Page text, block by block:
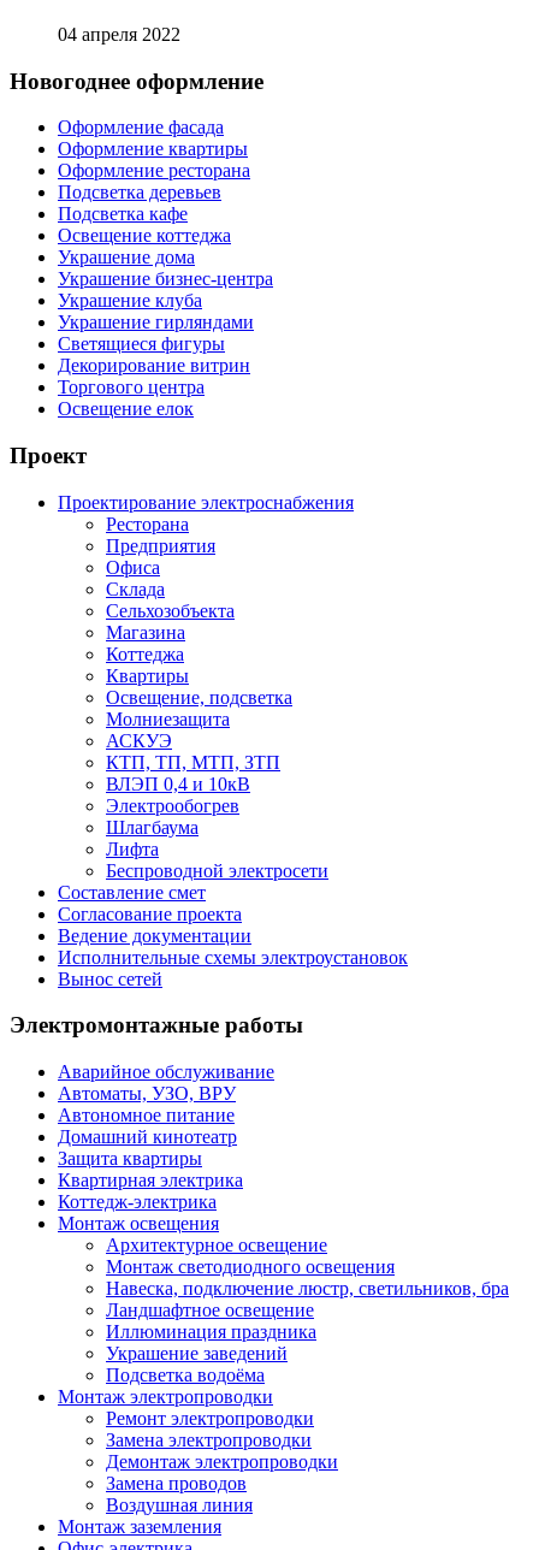
04 апреля 2022
Новогоднее оформление
Оформление фасада
Оформление квартиры
Оформление ресторана
Подсветка деревьев
Подсветка кафе
Освещение коттеджа
Украшение дома
Украшение бизнес-центра
Украшение клуба
Украшение гирляндами
Светящиеся фигуры
Декорирование витрин
Торгового центра
Освещение елок
Проект
Проектирование электроснабжения
Ресторана
Предприятия
Офиса
Склада
Сельхозобъекта
Магазина
Коттеджа
Квартиры
Освещение, подсветка
Молниезащита
АСКУЭ
КТП, ТП, МТП, ЗТП
ВЛЭП 0,4 и 10кВ
Электрообогрев
Шлагбаума
Лифта
Беспроводной электросети
Составление смет
Согласование проекта
Ведение документации
Исполнительные схемы электроустановок
Вынос сетей
Электромонтажные работы
Аварийное обслуживание
Автоматы, УЗО, ВРУ
Автономное питание
Домашний кинотеатр
Защита квартиры
Квартирная электрика
Коттедж-электрика
Монтаж освещения
Архитектурное освещение
Монтаж светодиодного освещения
Навеска, подключение люстр, светильников, бра
Ландшафтное освещение
Иллюминация праздника
Украшение заведений
Подсветка водоёма
Монтаж электропроводки
Ремонт электропроводки
Замена электропроводки
Демонтаж электропроводки
Замена проводов
Воздушная линия
Монтаж заземления